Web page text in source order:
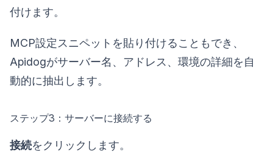
付けます。
MCP設定スニペットを貼り付けることもでき、
Apidogがサーバー名、アドレス、環境の詳細を自
動的に抽出します。
ステップ3：サーバーに接続する
接続をクリックします。